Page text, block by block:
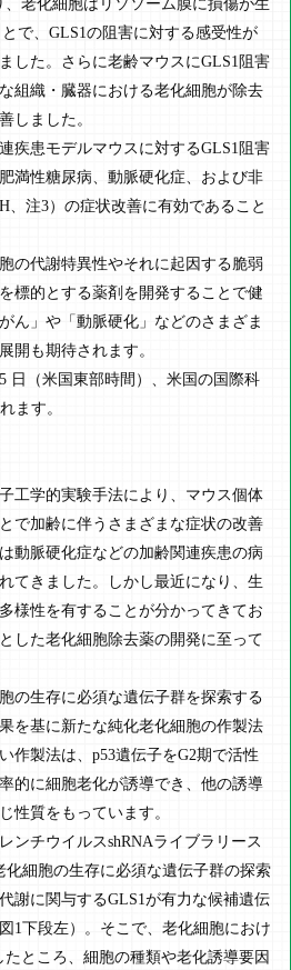
、老化細胞はリソソーム膜に損傷が生
で、GLS1の阻害に対する感受性が
した。さらに老齢マウスにGLS1阻害
組織・臓器における老化細胞が除去
しました。
疾患モデルマウスに対するGLS1阻害
満性糖尿病、動脈硬化症、および非
、注3）の症状改善に有効であること
の代謝特異性やそれに起因する脆弱
標的とする薬剤を開発することで健
ん」や「動脈硬化」などのさまざま
開も期待されます。
日（米国東部時間）、米国の国際科
ます。
工学的実験手法により、マウス個体
で加齢に伴うさまざまな症状の改善
動脈硬化症などの加齢関連疾患の病
てきました。しかし最近になり、生
様性を有することが分かってきてお
した老化細胞除去薬の開発に至って
の生存に必須な遺伝子群を探索する
を基に新たな純化老化細胞の作製法
作製法は、p53遺伝子をG2期で活性
的に細胞老化が誘導でき、他の誘導
性質をもっています。
ンチウイルスshRNAライブラリース
化細胞の生存に必須な遺伝子群の探索
謝に関与するGLS1が有力な候補遺伝
1下段左）。そこで、老化細胞におけ
ところ、細胞の種類や老化誘導要因